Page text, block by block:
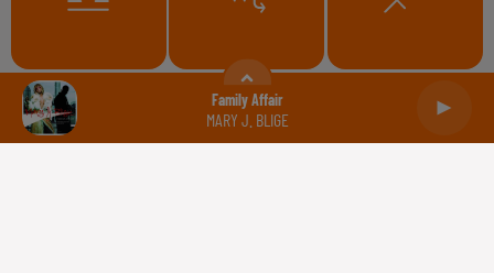
Family Affair
MARY J. BLIGE
Balance Scorpion